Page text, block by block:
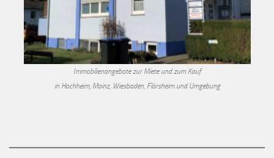
Immobilienangebote zur Miete und zum Kauf
in Hochheim, Mainz, Wiesbaden, Flörsheim und Umgebung